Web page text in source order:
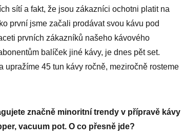
sítí a fakt, že jsou zákazníci ochotni platit na
první jsme začali prodávat svou kávu pod
prvních zákazníků našeho kávového
balíček jiné kávy, je dnes pět set.
upražíme 45 tun kávy ročně, meziročně rosteme
značně minoritní trendy v přípravě kávy
vacuum pot. O co přesně jde?